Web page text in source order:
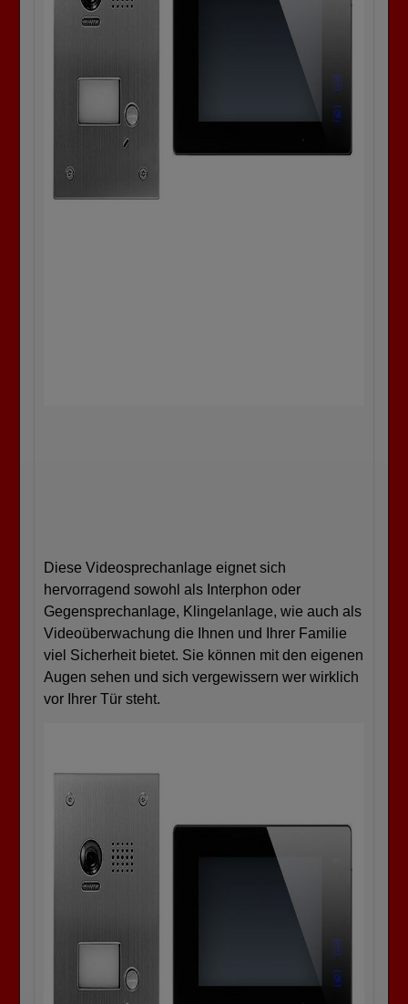
Diese Videosprechanlage eignet sich
hervorragend sowohl als Interphon oder
Gegensprechanlage, Klingelanlage, wie auch als
Videoüberwachung die Ihnen und Ihrer Familie
viel Sicherheit bietet. Sie können mit den eigenen
Augen sehen und sich vergewissern wer wirklich
vor Ihrer Tür steht.